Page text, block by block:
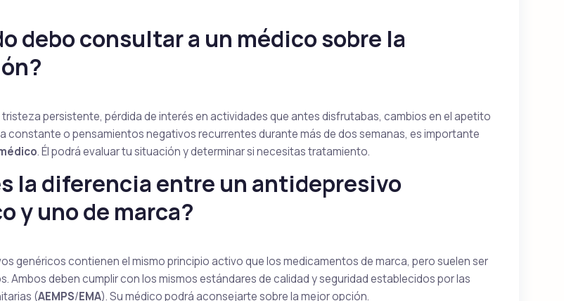
debo consultar a un médico sobre la
persistente, pérdida de interés en actividades que antes disfrutabas, cambios en el apetito
constante o pensamientos negativos recurrentes durante más de dos semanas, es importante
. Él podrá evaluar tu situación y determinar si necesitas tratamiento.
la diferencia entre un antidepresivo
y uno de marca?
genéricos contienen el mismo principio activo que los medicamentos de marca, pero suelen ser
Ambos deben cumplir con los mismos estándares de calidad y seguridad establecidos por las
(AEMPS/EMA). Su médico podrá aconsejarte sobre la mejor opción.